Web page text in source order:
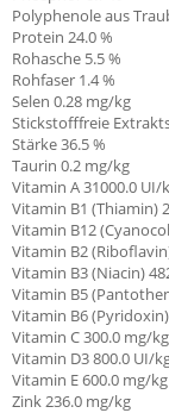
Polyphenole aus
Protein 24.0 %
Rohasche 5.5 %
Rohfaser 1.4 %
Selen 0.28 mg/kg
Stickstofffreie
Stärke 36.5 %
Taurin 0.2 mg/kg
Vitamin A 31000.0 UI/
Vitamin B1 (Thiamin)
Vitamin B12
Vitamin B2
Vitamin B3 (Niacin)
Vitamin B5
Vitamin B6
Vitamin C300.0 mg/kg
Vitamin D3 800.0 UI/
Vitamin E600.0 mg/kg
Zink 236.0 mg/kg